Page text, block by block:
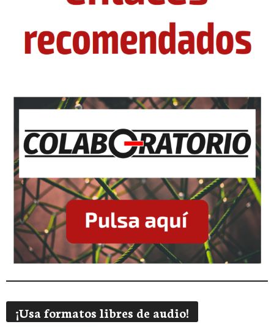
¡Usa formatos libres de audio!